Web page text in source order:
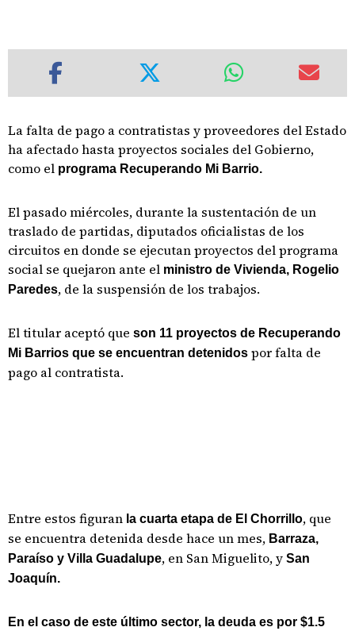
La falta de pago a contratistas y proveedores del Estado
ha afectado hasta proyectos sociales del Gobierno,
como el programa Recuperando Mi Barrio.
El pasado miércoles, durante la sustentación de un
traslado de partidas, diputados oficialistas de los
circuitos en donde se ejecutan proyectos del programa
social se quejaron ante el ministro de Vivienda, Rogelio
Paredes, de la suspensión de los trabajos.
El titular aceptó que son 11 proyectos de Recuperando
Mi Barrios que se encuentran detenidos por falta de
pago al contratista.
Entre estos figuran la cuarta etapa de El Chorrillo, que
se encuentra detenida desde hace un mes, Barraza,
Paraíso y Villa Guadalupe, en San Miguelito, y San
Joaquín.
En el caso de este último sector, la deuda es por $1.5